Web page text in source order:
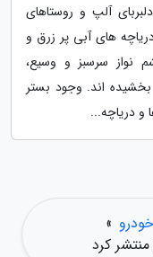
آلپ و روستاهای
های آبی پر زرق و
سرسبز و وسیع،
اند. وجود بستر
و دریاچه...
خودرو »
کرد